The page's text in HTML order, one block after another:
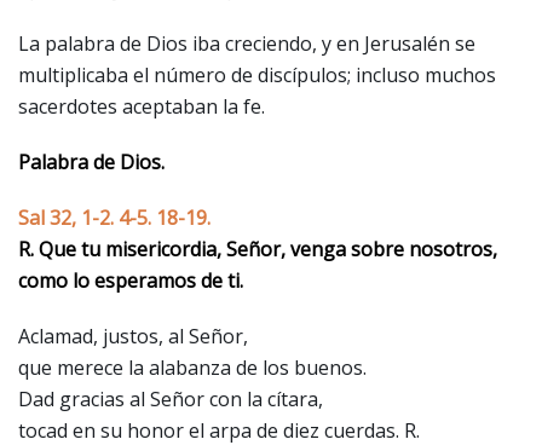
La palabra de Dios iba creciendo, y en Jerusalén se
multiplicaba el número de discípulos; incluso muchos
sacerdotes aceptaban la fe.
Palabra de Dios.
Sal 32, 1-2. 4-5. 18-19.
R. Que tu misericordia, Señor, venga sobre nosotros,
como lo esperamos de ti.
Aclamad, justos, al Señor,
que merece la alabanza de los buenos.
Dad gracias al Señor con la cítara,
tocad en su honor el arpa de diez cuerdas. R.